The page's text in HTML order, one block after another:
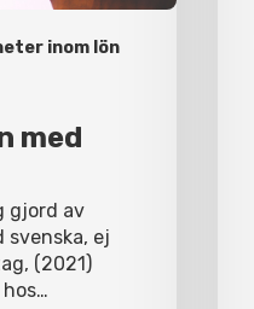
inom lön
med
gjord av
svenska, ej
(2021)